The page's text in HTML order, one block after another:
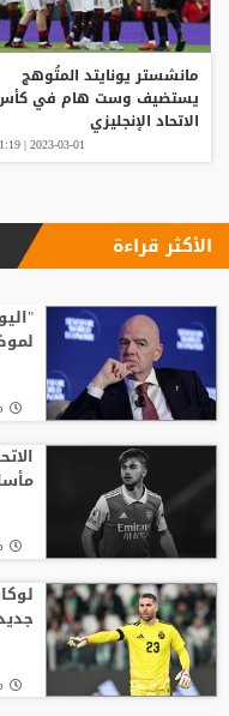
مانشستر يونايتد المتُوهج
يستضيف وست هام في
الاتحاد الإنجليزي
2023-03-01 | 01:19 م
الأكثر قراءة